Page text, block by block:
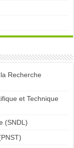
Recherche
et Technique
(SNDL)